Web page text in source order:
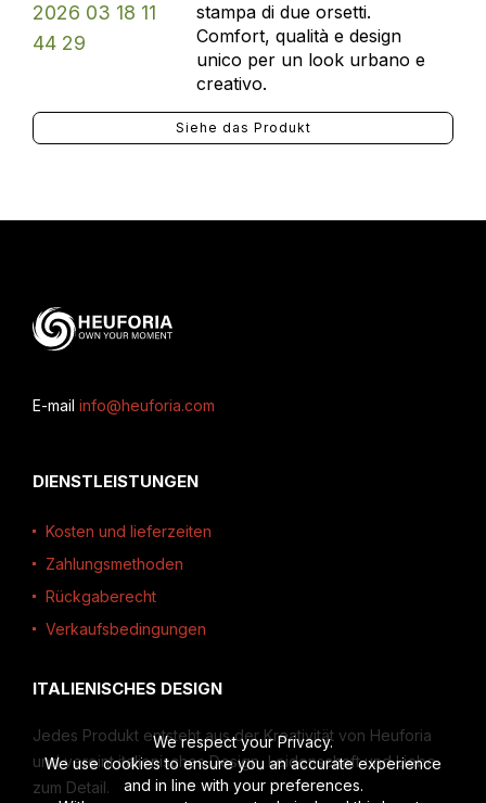
stampa di due orsetti.
Comfort, qualità e design
unico per un look urbano e
creativo.
Siehe das Produkt
E-mail info@heuforia.com
DIENSTLEISTUNGEN
Kosten und lieferzeiten
Zahlungsmethoden
Rückgaberecht
Verkaufsbedingungen
ITALIENISCHES DESIGN
Jedes Produkt entsteht aus der Kreativität von Heuforia
und vereint italienisches Design, Leidenschaft und Liebe
zum Detail.
We respect your Privacy.
We use cookies to ensure you an accurate experience
and in line with your preferences.